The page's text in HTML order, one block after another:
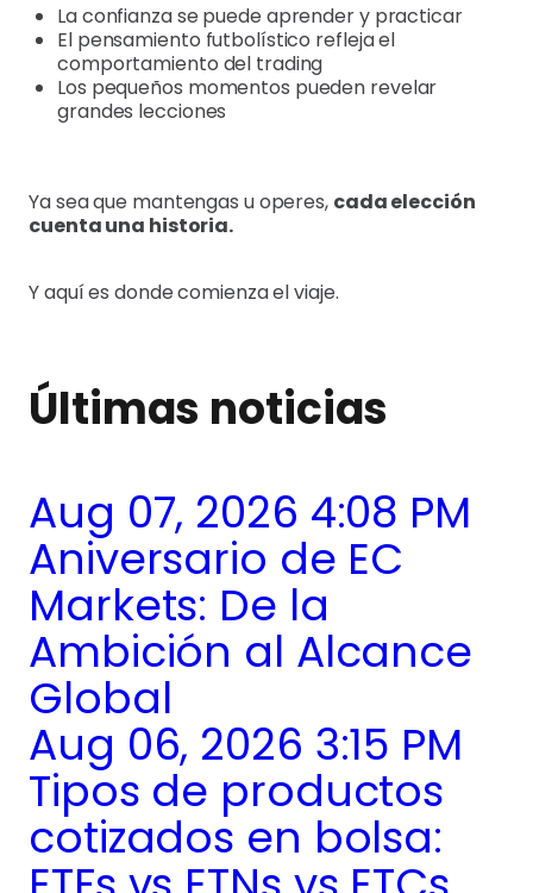
La confianza se puede aprender y practicar
El pensamiento futbolístico refleja el
comportamiento del trading
Los pequeños momentos pueden revelar
grandes lecciones
Ya sea que mantengas u operes, cada elección
cuenta una historia.
Y aquí es donde comienza el viaje.
Últimas noticias
Aug 07, 2026 4:08 PM
Aniversario de EC
Markets: De la
Ambición al Alcance
Global
Aug 06, 2026 3:15 PM
Tipos de productos
cotizados en bolsa: